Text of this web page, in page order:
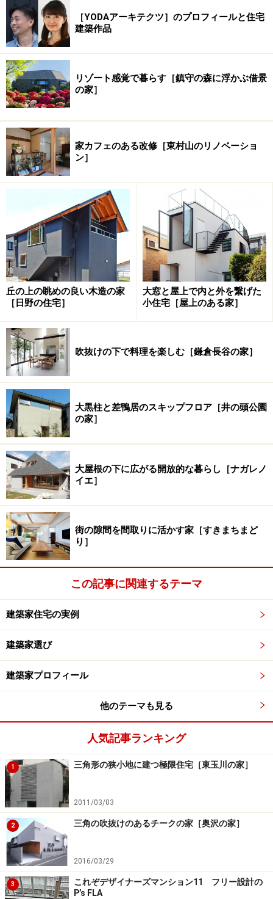
※記事内容は執筆時点のものです。最新の内容をご確認くださ
い。
［YODAアーキテクツ］のプロフィールと住宅
建築作品
リゾート感覚で暮らす［鎮守の森に浮かぶ借景
の家］
家カフェのある改修［東村山のリノベーショ
ン］
丘の上の眺めの良い木造の家
［日野の住宅］
大窓と屋上で内と外を繋げた
小住宅［屋上のある家］
吹抜けの下で料理を楽しむ［鎌倉長谷の家］
大黒柱と差鴨居のスキップフロア［井の頭公園
の家］
大屋根の下に広がる開放的な暮らし［ナガレノ
イエ］
街の隙間を間取りに活かす家［すきまちまど
り］
この記事に関連するテーマ
建築家住宅の実例
建築家選び
建築家プロフィール
他のテーマも見る
人気記事ランキング
1 三角形の狭小地に建つ極限住宅［東玉川の家］
2011/03/03
2 三角の吹抜けのあるチークの家［奥沢の家］
2016/03/29
3
これぞデザイナーズマンション11 フリー設計の
P’s FLA